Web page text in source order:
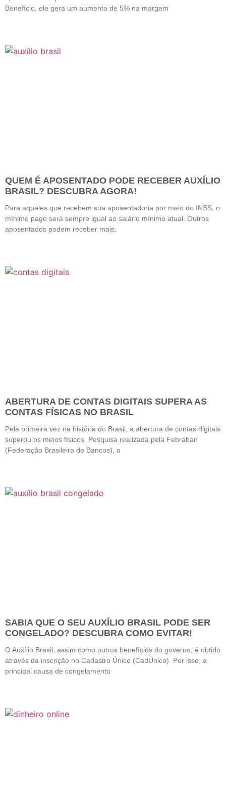
Benefício, ele gera um aumento de 5% na margem
QUEM É APOSENTADO PODE RECEBER AUXÍLIO
BRASIL? DESCUBRA AGORA!
Para aqueles que recebem sua aposentadoria por meio do INSS, o
mínimo pago será sempre igual ao salário mínimo atual. Outros
aposentados podem receber mais,
ABERTURA DE CONTAS DIGITAIS SUPERA AS
CONTAS FÍSICAS NO BRASIL
Pela primeira vez na história do Brasil, a abertura de contas digitais
superou os meios físicos. Pesquisa realizada pela Febraban
(Federação Brasileira de Bancos), o
SABIA QUE O SEU AUXÍLIO BRASIL PODE SER
CONGELADO? DESCUBRA COMO EVITAR!
O Auxílio Brasil, assim como outros benefícios do governo, é obtido
através da inscrição no Cadastro Único (CadÚnico). Por isso, a
principal causa de congelamento